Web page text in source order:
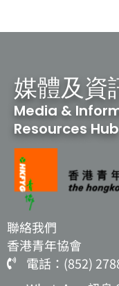
媒體及資
Media &
Resources Hub
聯絡我們
香港青年協會
電話：(852)